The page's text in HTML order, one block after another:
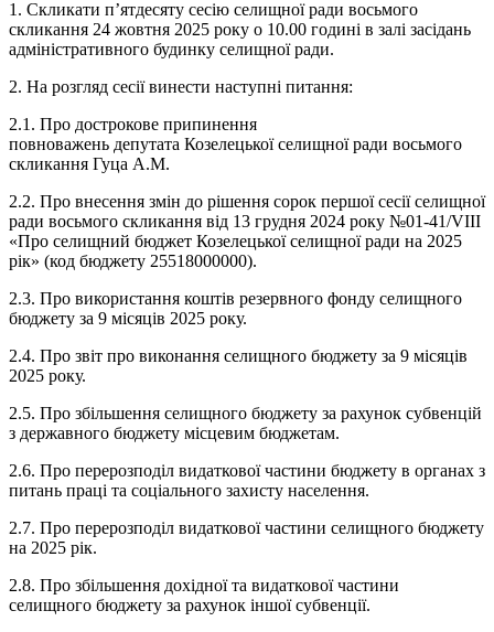
1. Скликати п’ятдесяту сесію селищної ради восьмого
скликання 24 жовтня 2025 року о 10.00 годині в залі засідань
адміністративного будинку селищної ради.
2. На розгляд сесії винести наступні питання:
2.1. Про дострокове припинення
повноважень депутата Козелецької селищної ради восьмого
скликання Гуца А.М.
2.2. Про внесення змін до рішення сорок першої сесії селищної
ради восьмого скликання від 13 грудня 2024 року №01-41/VIII
«Про селищний бюджет Козелецької селищної ради на 2025
рік» (код бюджету 25518000000).
2.3. Про використання коштів резервного фонду селищного
бюджету за 9 місяців 2025 року.
2.4. Про звіт про виконання селищного бюджету за 9 місяців
2025 року.
2.5. Про збільшення селищного бюджету за рахунок субвенцій
з державного бюджету місцевим бюджетам.
2.6. Про перерозподіл видаткової частини бюджету в органах з
питань праці та соціального захисту населення.
2.7. Про перерозподіл видаткової частини селищного бюджету
на 2025 рік.
2.8. Про збільшення дохідної та видаткової частини
селищного бюджету за рахунок іншої субвенції.